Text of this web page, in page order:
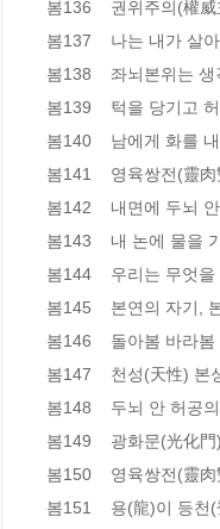
봄136    권위주의(權
봄137    나는 내가 살
봄138    좌뇌본위는
봄139    턱을 당기고
봄140    남에게 화를
봄141    영육쌍전(靈
봄142    내면에 두뇌
봄143    내 논에 물을
봄144    우리는 무엇
봄145    본연의 자기,
봄146    돌아봄 바라
봄147    천성(天性) 본
봄148    두뇌 안 허공
봄149    광화문(光化
봄150    영육쌍전(靈
봄151    용(龍)이 등천